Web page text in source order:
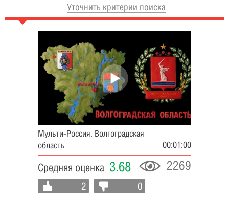
Уточнить критерии поиска
Мульти-Россия. Волгоградская
область
00:01:00
Средняя оценка 3.68 2269
2 0